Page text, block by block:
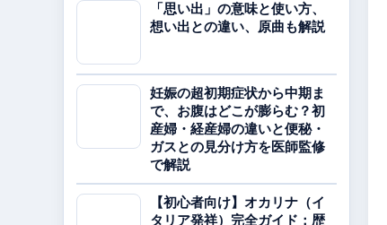
「思い出」の意味と使い方、
想い出との違い、原曲も解説
妊娠の超初期症状から中期ま
で、お腹はどこが膨らむ？初
産婦・経産婦の違いと便秘・
ガスとの見分け方を医師監修
で解説
【初心者向け】オカリナ（イ
タリア発祥）完全ガイド：歴